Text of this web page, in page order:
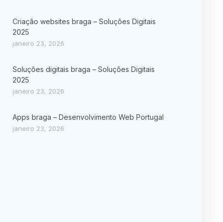
Criação websites braga – Soluções Digitais
2025
janeiro 23, 2026
Soluções digitais braga – Soluções Digitais
2025
janeiro 23, 2026
Apps braga – Desenvolvimento Web Portugal
janeiro 23, 2026